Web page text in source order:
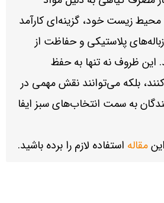
محیط زیست خود، گزینه‌ای کارآمد
پلاستیکی و حفاظت از
ظروف نه تنها به حفظ
بلکه می‌توانند نقش مهمی در
به سمت انتخاب‌های سبز ایفا
مقاله استفاده لازم را برده باشید.